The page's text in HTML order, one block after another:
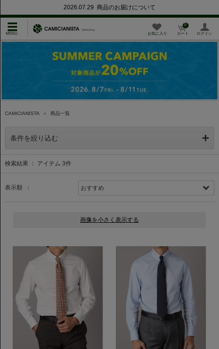
2026.07.29 商品のお届けについて
お気に入り カート
0
ログイン
CAMICIANISTA ＞ 商品一覧
条件を絞り込む
検索結果 ： アイテム 3件
表示順 ：